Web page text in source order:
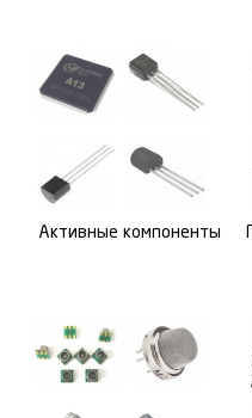
Активные компоненты